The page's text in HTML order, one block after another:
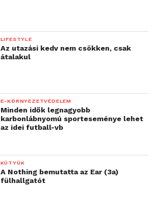
LIFESTYLE
Az utazási kedv nem csökken, csak
átalakul
E-KÖRNYEZETVÉDELEM
Minden idők legnagyobb
karbonlábnyomú sporteseménye lehet
az idei futball-vb
KÜTYÜK
A Nothing bemutatta az Ear (3a)
fülhallgatót